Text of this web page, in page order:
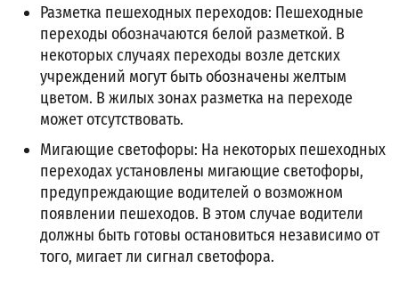
Разметка пешеходных переходов: Пешеходные
переходы обозначаются белой разметкой. В
некоторых случаях переходы возле детских
учреждений могут быть обозначены желтым
цветом. В жилых зонах разметка на переходе
может отсутствовать.
Мигающие светофоры: На некоторых пешеходных
переходах установлены мигающие светофоры,
предупреждающие водителей о возможном
появлении пешеходов. В этом случае водители
должны быть готовы остановиться независимо от
того, мигает ли сигнал светофора.